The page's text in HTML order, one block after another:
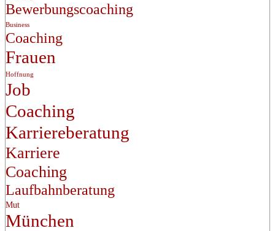
Bewerbungscoaching
Business
Coaching
Frauen
Hoffnung
Job
Coaching
Karriereberatung
Karriere
Coaching
Laufbahnberatung
Mut
München